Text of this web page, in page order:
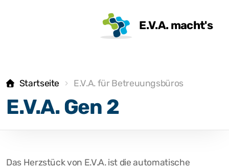
E.V.A. macht's
Startseite E.V.A. für Betreuungsbüros
E.V.A. Gen 2
Das Herzstück von E.V.A. ist die automatische